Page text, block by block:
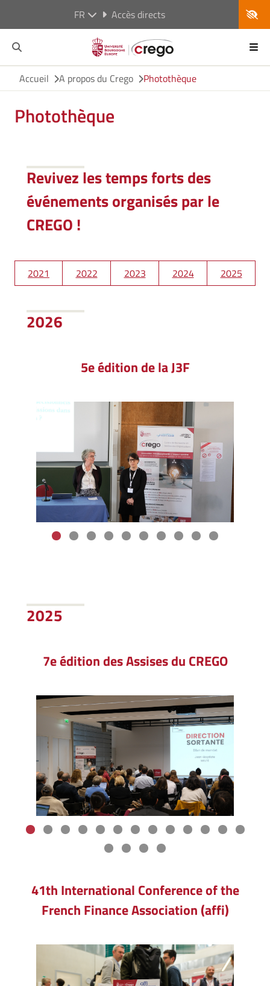
FR Accès directs
Accueil A propos du Crego Photothèque
Photothèque
Revivez les temps forts des
événements organisés par le
CREGO !
2021 2022 2023 2024 2025
2026
5e édition de la J3F
2025
7e édition des Assises du CREGO
41th International Conference of the
French Finance Association (affi)